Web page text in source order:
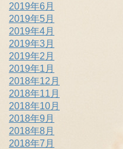
2019年6月
2019年5月
2019年4月
2019年3月
2019年2月
2019年1月
2018年12月
2018年11月
2018年10月
2018年9月
2018年8月
2018年7月